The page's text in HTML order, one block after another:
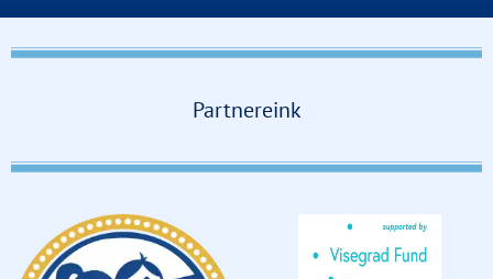
Partnereink